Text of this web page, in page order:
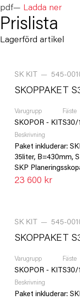
pdf— Ladda ner
Prislista
Lagerförd artikel
SK KIT — 545-
SKOPPAKET
Varugrupp
SKOPOR - KIT
Fäste
S30/
Beskrivning
Paket inkluderar:
35liter, B=430mm,
SKP
23 600 kr
SK KIT — 545-
SKOPPAKET
Varugrupp
SKOPOR - KIT
Fäste
S30/
Beskrivning
Paket inkluderar: